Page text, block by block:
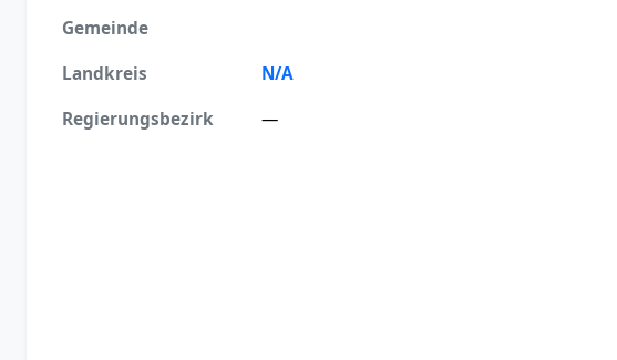
Gemeinde
Landkreis
N/A
Regierungsbezirk
—